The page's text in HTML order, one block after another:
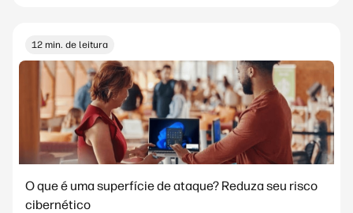
12 min. de leitura
O que é uma superfície de ataque? Reduza seu risco
cibernético